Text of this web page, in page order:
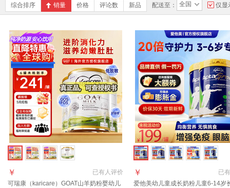
综合排序 销量 价格 评论数 新品 配送至： 全国 仅显
已有人评价
￥
可瑞康（karicare）GOAT山羊奶粉婴幼儿
已有
￥
爱他美幼儿童成长奶粉儿童6-14岁